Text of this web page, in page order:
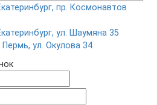
пр. Космонавтов
ул. Шаумяна 35
ул. Окулова 34